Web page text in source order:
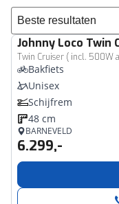
Sorteer resultaten
Johnny Loco Twin
Twin Cruiser ( incl. 500W
Bakfiets
Unisex
Schijfrem
48 cm
BARNEVELD
6.299,-